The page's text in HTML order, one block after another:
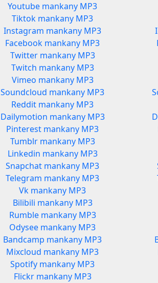
Youtube mankany MP3
Tiktok mankany MP3
Instagram mankany MP3
Facebook mankany MP3
Twitter mankany MP3
Twitch mankany MP3
Vimeo mankany MP3
Soundcloud mankany MP3
Reddit mankany MP3
Dailymotion mankany MP3
Pinterest mankany MP3
Tumblr mankany MP3
Linkedin mankany MP3
Snapchat mankany MP3
Telegram mankany MP3
Vk mankany MP3
Bilibili mankany MP3
Rumble mankany MP3
Odysee mankany MP3
Bandcamp mankany MP3
Mixcloud mankany MP3
Spotify mankany MP3
Flickr mankany MP3